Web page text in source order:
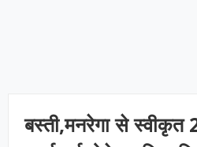
बस्ती,मनरेगा से स्वीकृत